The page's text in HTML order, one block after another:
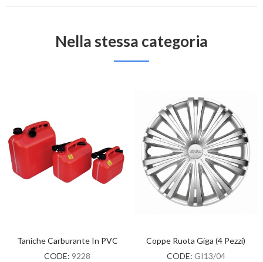
Nella stessa categoria
Taniche Carburante In PVC
CODE: 9228
Coppe Ruota Giga (4 Pezzi)
CODE: GI13/04